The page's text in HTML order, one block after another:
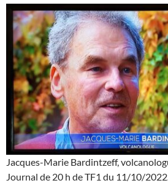
Jacques-Marie Bardintzeff,
Journal de 20 h de TF1 du 11/10/2022.